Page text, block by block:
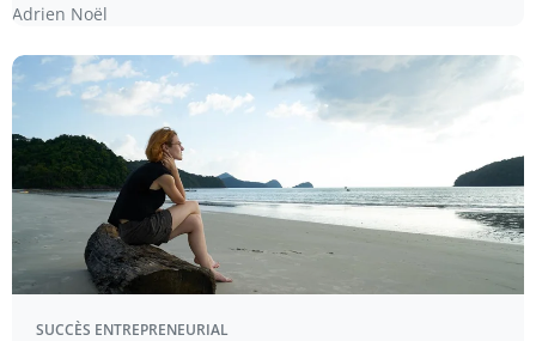
Adrien Noël
SUCCÈS ENTREPRENEURIAL